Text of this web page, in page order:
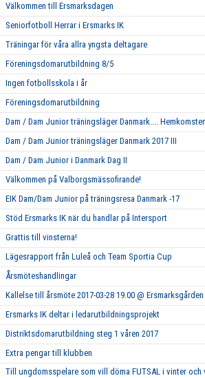
Välkommen till Ersmarksdagen
Seniorfotboll Herrar i Ersmarks IK
Träningar för våra allra yngsta deltagare
Föreningsdomarutbildning 8/5
Ingen fotbollsskola i år
Föreningsdomarutbildning
Dam / Dam Junior träningsläger Danmark.... Hemkomsten
Dam / Dam Junior träningsläger Danmark 2017 III
Dam / Dam Junior i Danmark Dag II
Välkommen på Valborgsmässofirande!
EIK Dam/Dam Junior på träningsresa Danmark -17
Stöd Ersmarks IK när du handlar på Intersport
Grattis till vinsterna!
Lägesrapport från Luleå och Team Sportia Cup
Årsmöteshandlingar
Kallelse till årsmöte 2017-03-28 19.00 @ Ersmarksgården
Ersmarks IK deltar i ledarutbildningsprojekt
Distriktsdomarutbildning steg 1 våren 2017
Extra pengar till klubben
Till ungdomsspelare som vill döma FUTSAL i vinter och